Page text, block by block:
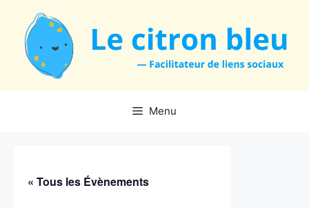
contenu
Menu
« Tous les Évènements